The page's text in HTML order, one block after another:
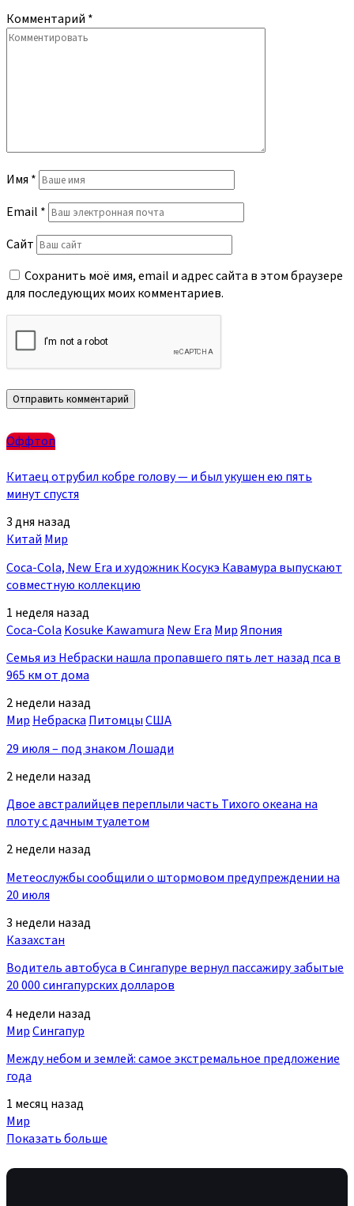
Комментарий *
Имя *
Email *
Сайт
Сохранить моё имя, email и адрес сайта в этом браузере
для последующих моих комментариев.
Оффтоп
Китаец отрубил кобре голову — и был укушен ею пять
минут спустя
3 дня назад
Китай Мир
Coca-Cola, New Era и художник Косукэ Кавамура выпускают
совместную коллекцию
1 неделя назад
Coca-Cola Kosuke Kawamura New Era МирЯпония
Семья из Небраски нашла пропавшего пять лет назад пса в
965 км от дома
2 недели назад
МирНебраскаПитомцыСША
29 июля – под знаком Лошади
2 недели назад
Двое австралийцев переплыли часть Тихого океана на
плоту с дачным туалетом
2 недели назад
Метеослужбы сообщили о штормовом предупреждении на
20 июля
3 недели назад
Казахстан
Водитель автобуса в Сингапуре вернул пассажиру забытые
20 000 сингапурских долларов
4 недели назад
МирСингапур
Между небом и землей: самое экстремальное предложение
года
1 месяц назад
Мир
Показать больше